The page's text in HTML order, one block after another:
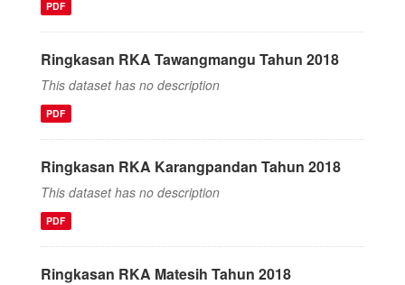
PDF
Ringkasan RKA Tawangmangu Tahun 2018
This dataset has no description
PDF
Ringkasan RKA Karangpandan Tahun 2018
This dataset has no description
PDF
Ringkasan RKA Matesih Tahun 2018